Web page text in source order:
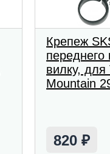
Крепеж
вилку, для
Mountain
820₽